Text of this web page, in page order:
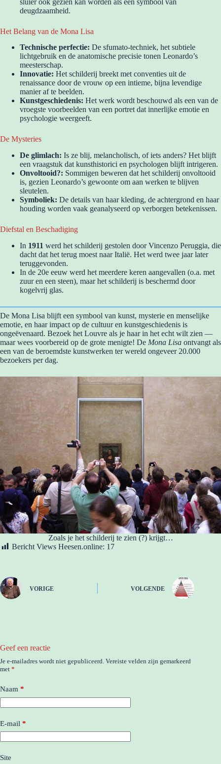
deugdzaamheid.
Het Belang van de Mona Lisa
Technische perfectie: De sfumato-techniek, het subtiele
lichtgebruik en de anatomische precisie tonen Leonardo’s
meesterschap.
Innovatie: Het schilderij breekt met conventies uit de
renaissance door de vrouw op een intieme, bijna levendige
manier af te beelden.
Kunstgeschiedenis: Het werk wordt beschouwd als een van de
vroegste voorbeelden van een portret dat innerlijke emotie en
psychologie weergeeft.
De Mysteries
De glimlach: Is ze blij, melancholisch, of iets anders? Het blijft
een vraagstuk dat kunsthistorici en psychologen blijft intrigeren.
Onvoltooid?: Sommigen beweren dat het schilderij onvoltooid
is, gezien Leonardo’s gewoonte om aan werken te blijven
sleutelen.
Symboliek: De details van haar kleding, de achtergrond en haar
houding worden vaak geanalyseerd op verborgen betekenissen.
Diefstal en Beschadiging
In 1911 werd het schilderij gestolen door Vincenzo Peruggia, die
dacht dat het terug moest naar Italië. Het werd twee jaar later
teruggevonden.
In de 20e eeuw werd het meerdere keren aangevallen (o.a. met
zuur en een steen), maar het schilderij is beschermd door
kogelvrij glas.
De Mona Lisa blijft een symbool van kunst, mysterie en menselijke
emotie, en haar impact op de cultuur en kunstgeschiedenis is
ongeëvenaard. Bezoek het Louvre als je haar in het echt wilt zien —
maar wees voorbereid op de grote menigte! De Mona Lisa ontvangt als
een van de beroemdste kunstwerken ter wereld ongeveer 20.000
bezoekers per dag.
Zoals je het schilderij te zien (?) krijgt…
Bericht Views Heesen.online: 17
VORIGE VOLGENDE
Geef een reactie
Je e-mailadres wordt niet gepubliceerd. Vereiste velden zijn gemarkeerd
met *
Naam *
E-mail *
Site